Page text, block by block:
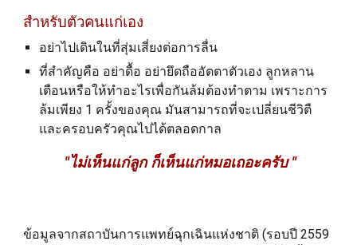
สำหรับตัวคนแก่เอง
อย่าไปเดินในที่สุ่มเสี่ยงต่อการลื่น
ที่สำคัญคือ อย่าดื้อ อย่ายึดถืออัตตาตัวเอง ลูกหลาน
เตือนหรือให้ทำอะไรเพื่อกันล้มต้องทำตาม เพราะการ
ล้มเพียง 1 ครั้งของคุณ มันสามารถที่จะเปลี่ยนชีวิตื
และครอบครัวคุณไปได้ตลอดกาล
"ไม่เห็นแก่ลูก ก็เห็นแก่หมอเถอะครับ "
ข้อมูลจากสถาบันการแพทย์ฉุกเฉินแห่งชาติ (รอบปี 2559